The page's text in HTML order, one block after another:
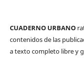
CUADERNO URBANO
contenidos de las
a texto completo libre y